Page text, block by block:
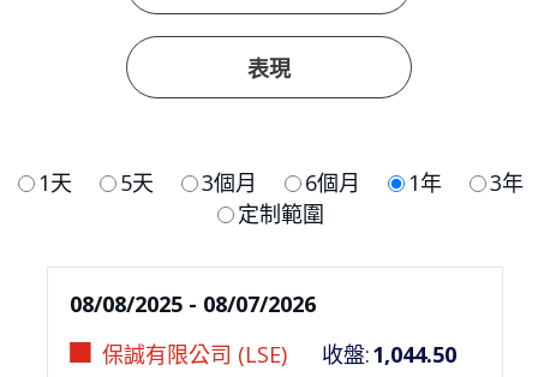
表現
1天 5天 3個月 6個月 1年
3年
定制範圍
08/08/2025 - 08/07/2026
保誠有限公司 (LSE)
收盤:1,044.50